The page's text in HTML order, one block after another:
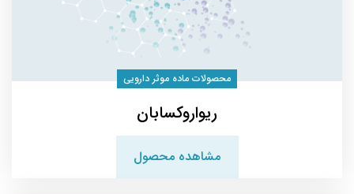
محصولات ماده موثر دارویی
ریواروکسابان
مشاهده محصول